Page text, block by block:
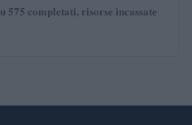
completati, risorse incassate